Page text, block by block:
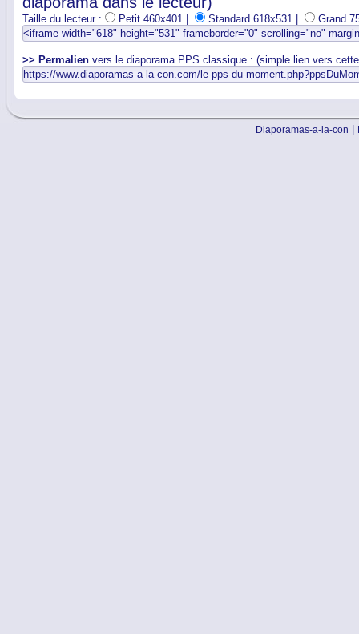
Taille du lecteur : Petit 460x401 | Standard 618x531 | Grand
>> Permalien vers le diaporama PPS classique : (simple lien vers
Diaporamas-a-la-con